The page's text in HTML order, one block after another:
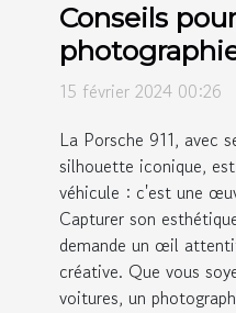
Conseils pour
Porsche 911
15 février 2024 00:26
La Porsche 911, avec
silhouette iconique,
véhicule : c'est une
Capturer son
demande un œil
créative. Que vous
voitures, un